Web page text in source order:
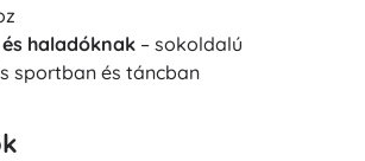
haladóknak – sokoldalú
sportban és táncban